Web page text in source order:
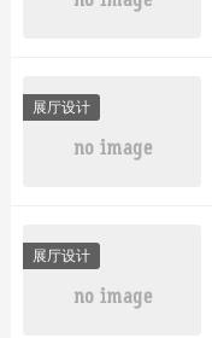
展厅设计
展厅设计